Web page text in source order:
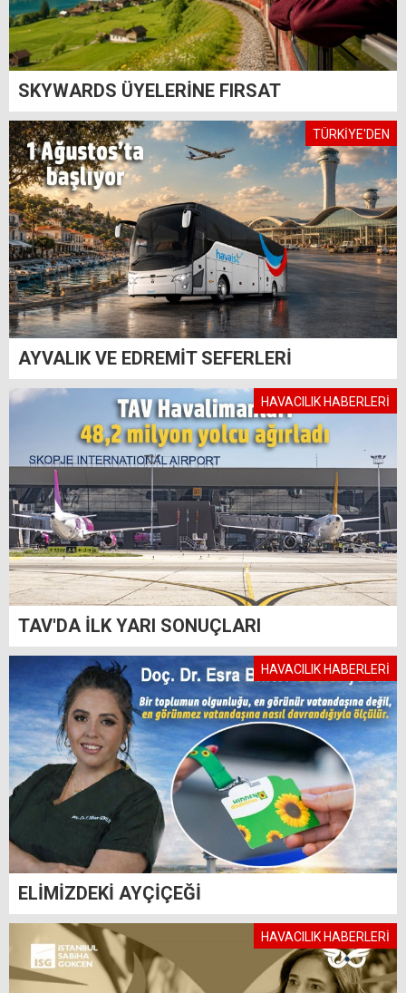
SKYWARDS ÜYELERİNE FIRSAT
TÜRKİYE'DEN
AYVALIK VE EDREMİT SEFERLERİ
HAVACILIK HABERLERİ
TAV'DA İLK YARI SONUÇLARI
HAVACILIK HABERLERİ
ELİMİZDEKİ AYÇİÇEĞİ
HAVACILIK HABERLERİ